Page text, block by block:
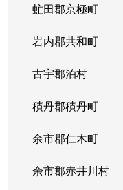
虻田郡京極町
岩内郡共和町
古宇郡泊村
積丹郡積丹町
余市郡仁木町
余市郡赤井川村